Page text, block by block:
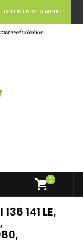
SEGÍTSÉGÉVEL
ISMERJEN MEG MINKET
shopping_cart0
141 LE,